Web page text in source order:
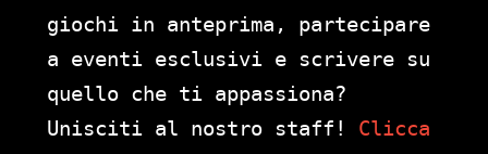
giochi in anteprima, partecipare
a eventi esclusivi e scrivere su
quello che ti appassiona?
Unisciti al nostro staff! Clicca